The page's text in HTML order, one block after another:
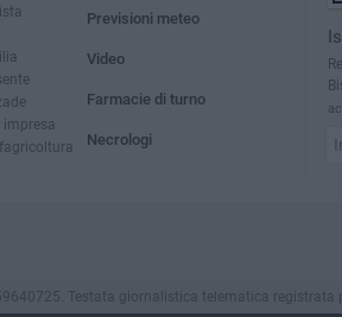
Previsioni meteo
Video
Farmacie di turno
Necrologi
Testata giornalistica telematica registrata